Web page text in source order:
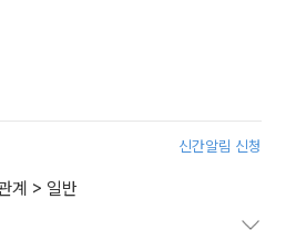
신간알림 신청
계 > 일반